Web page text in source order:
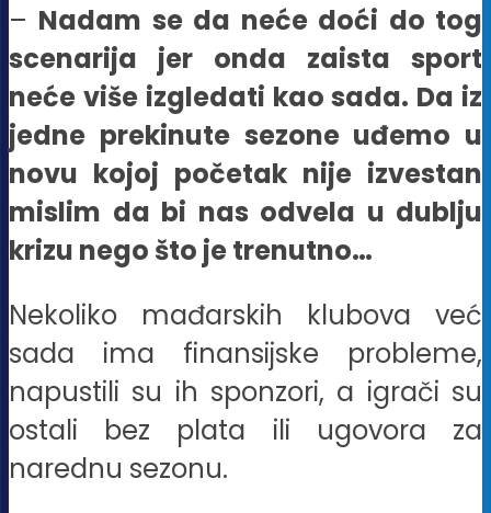
– Nadam se da neće doći do tog
scenarija jer onda zaista sport
neće više izgledati kao sada. Da iz
jedne prekinute sezone uđemo u
novu kojoj početak nije izvestan
mislim da bi nas odvela u dublju
krizu nego što je trenutno…
Nekoliko mađarskih klubova već
sada ima finansijske probleme,
napustili su ih sponzori, a igrači su
ostali bez plata ili ugovora za
narednu sezonu.